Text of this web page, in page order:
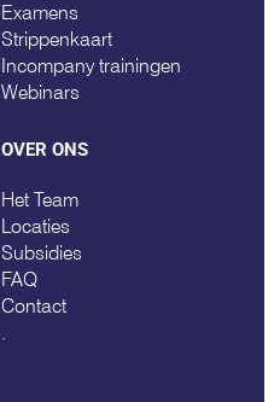
Examens
Strippenkaart
Incompany trainingen
Webinars
OVER ONS
Het Team
Locaties
Subsidies
FAQ
Contact
.